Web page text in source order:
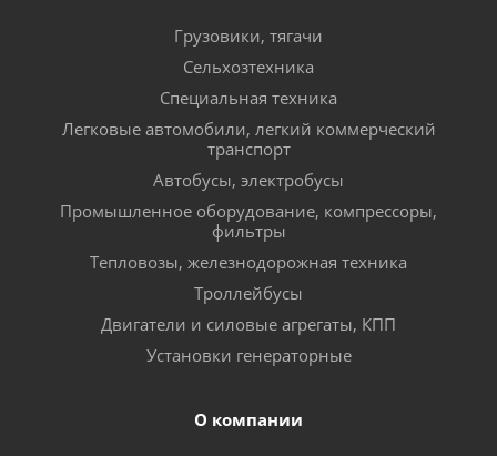
Грузовики, тягачи
Сельхозтехника
Специальная техника
Легковые автомобили, легкий коммерческий
транспорт
Автобусы, электробусы
Промышленное оборудование, компрессоры,
фильтры
Тепловозы, железнодорожная техника
Троллейбусы
Двигатели и силовые агрегаты, КПП
Установки генераторные
О компании